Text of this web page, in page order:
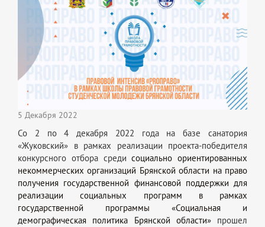
5 Декабря 2022
Со 2 по 4 декабря 2022 года на базе санатория
«Жуковский» в рамках реализации проекта-победителя
конкурсного отбора средисоциально ориентированных
некоммерческих организаций Брянской области на право
получения государственной финансовой поддержки для
реализации социальных программ в рамках
государственной программы «Социальная и
демографическая политика Брянской области» прошел